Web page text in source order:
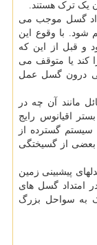
یک ترک هستند.
گسل موجب می
با وقوع این
و قبل از این که
کند یا متوقف می
درون گسل عمل
مانند آن چه در
اقیانوس رایج
سیستم گسترده از
بعضی از گسیختگی
پیشبینی زمین
امتداد گسل های
به سواحل بزرگ